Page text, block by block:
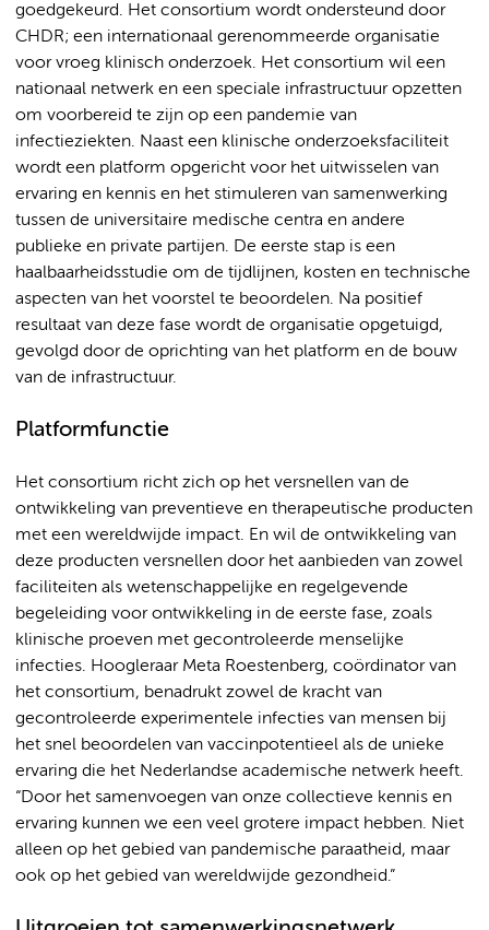
goedgekeurd. Het consortium wordt ondersteund door
CHDR; een internationaal gerenommeerde organisatie
voor vroeg klinisch onderzoek. Het consortium wil een
nationaal netwerk en een speciale infrastructuur opzetten
om voorbereid te zijn op een pandemie van
infectieziekten. Naast een klinische onderzoeksfaciliteit
wordt een platform opgericht voor het uitwisselen van
ervaring en kennis en het stimuleren van samenwerking
tussen de universitaire medische centra en andere
publieke en private partijen. De eerste stap is een
haalbaarheidsstudie om de tijdlijnen, kosten en technische
aspecten van het voorstel te beoordelen. Na positief
resultaat van deze fase wordt de organisatie opgetuigd,
gevolgd door de oprichting van het platform en de bouw
van de infrastructuur.
Platformfunctie
Het consortium richt zich op het versnellen van de
ontwikkeling van preventieve en therapeutische producten
met een wereldwijde impact. En wil de ontwikkeling van
deze producten versnellen door het aanbieden van zowel
faciliteiten als wetenschappelijke en regelgevende
begeleiding voor ontwikkeling in de eerste fase, zoals
klinische proeven met gecontroleerde menselijke
infecties. Hoogleraar Meta Roestenberg, coördinator van
het consortium, benadrukt zowel de kracht van
gecontroleerde experimentele infecties van mensen bij
het snel beoordelen van vaccinpotentieel als de unieke
ervaring die het Nederlandse academische netwerk heeft.
“Door het samenvoegen van onze collectieve kennis en
ervaring kunnen we een veel grotere impact hebben. Niet
alleen op het gebied van pandemische paraatheid, maar
ook op het gebied van wereldwijde gezondheid.”